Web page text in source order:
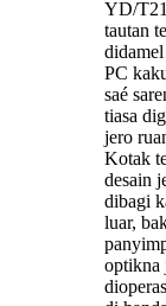
YD/
tautan
PC
saé
tiasa
jero
Kotak
desain
dibagi
luar,
optikna